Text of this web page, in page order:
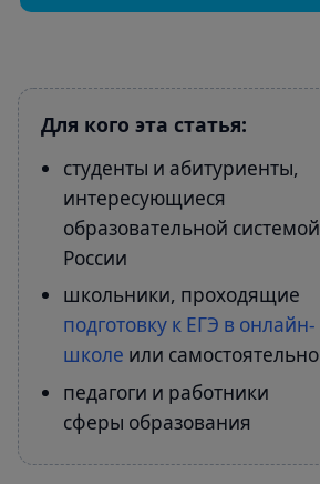
Для кого эта статья:
студенты и абитуриенты,
интересующиеся
образовательной системой
России
школьники, проходящие
подготовку к ЕГЭ в онлайн-
школе или самостоятельно
педагоги и работники
сферы образования